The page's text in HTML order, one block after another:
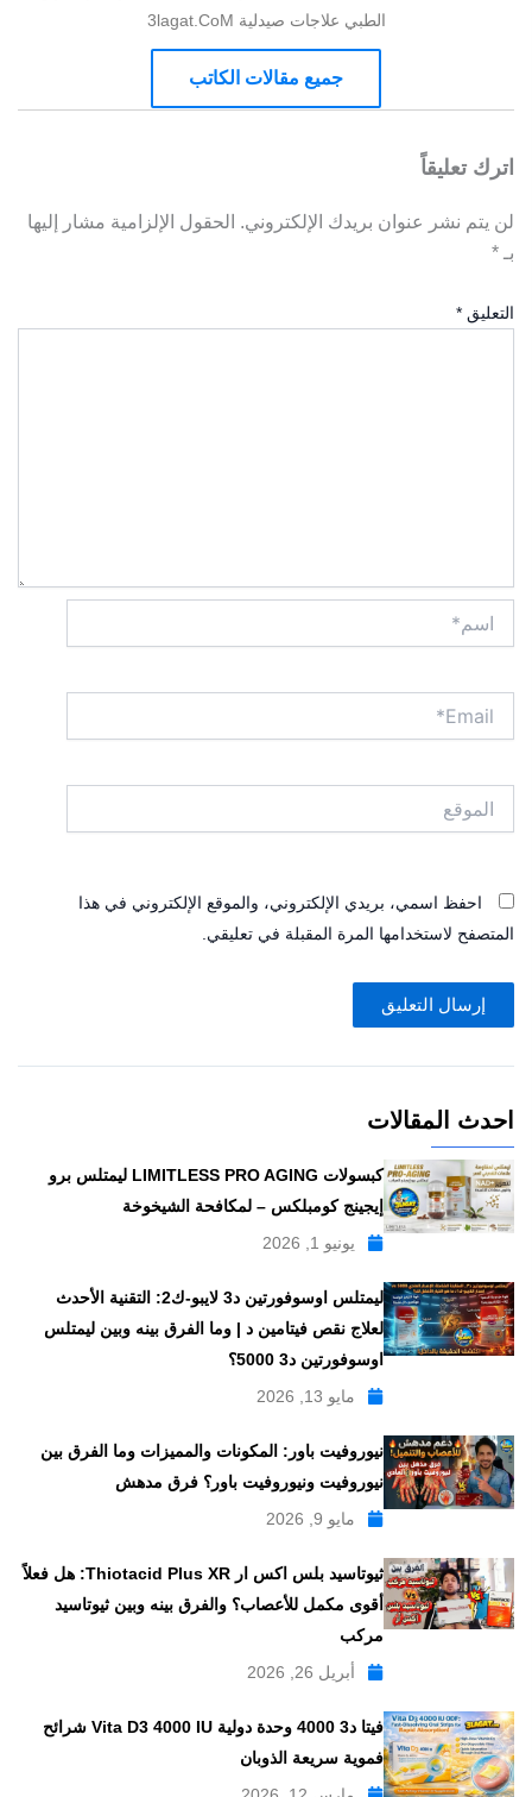
الطبي علاجات صيدلية 3lagat.CoM
جميع مقالات الكاتب
اترك تعليقاً
لن يتم نشر عنوان بريدك الإلكتروني. الحقول الإلزامية مشار إليها
بـ *
التعليق *
احفظ اسمي، بريدي الإلكتروني، والموقع الإلكتروني في هذا
المتصفح لاستخدامها المرة المقبلة في تعليقي.
احدث المقالات
كبسولات LIMITLESS PRO AGING ليمتلس برو
إيجينج كومبلكس – لمكافحة الشيخوخة
يونيو 1, 2026
ليمتلس اوسوفورتين د3 لايبو-ك2: التقنية الأحدث
لعلاج نقص فيتامين د | وما الفرق بينه وبين ليمتلس
اوسوفورتين د3 5000؟
مايو 13, 2026
نيوروفيت باور: المكونات والمميزات وما الفرق بين
نيوروفيت ونيوروفيت باور؟ فرق مدهش
مايو 9, 2026
ثيوتاسيد بلس اكس ار Thiotacid Plus XR: هل فعلاً
أقوى مكمل للأعصاب؟ والفرق بينه وبين ثيوتاسيد
مركب
أبريل 26, 2026
فيتا د3 4000 وحدة دولية Vita D3 4000 IU شرائح
فموية سريعة الذوبان